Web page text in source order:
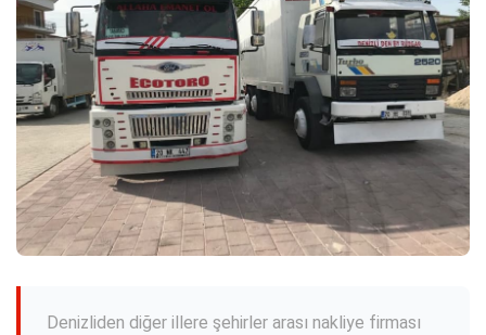
Denizliden diğer illere şehirler arası nakliye firması